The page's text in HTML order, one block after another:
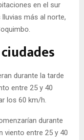
en el sur
más al norte,
durante la tarde
entre 25 y 40
los 60 km/h.
durante
viento entre 25 y 40